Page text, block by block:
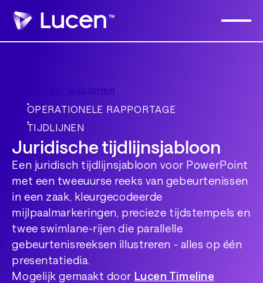
Terug naar sjablonen
OPERATIONELE RAPPORTAGE
TIJDLIJNEN
Juridische tijdlijnsjabloon
Een juridisch tijdlijnsjabloon voor PowerPoint
met een tweeuurse reeks van gebeurtenissen
in een zaak, kleurgecodeerde
mijlpaalmarkeringen, precieze tijdstempels en
twee swimlane-rijen die parallelle
gebeurtenisreeksen illustreren - alles op één
presentatiedia.
Mogelijk gemaakt door Lucen Timeline